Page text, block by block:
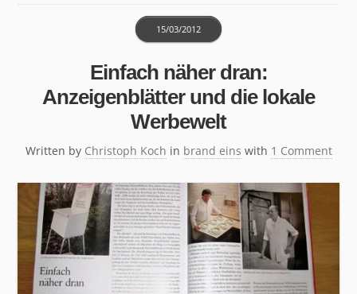
Einfach näher dran:
Anzeigenblätter und die lokale
Werbewelt
Written by Christoph Koch
15/03/2012
in brand eins with 1 Comment